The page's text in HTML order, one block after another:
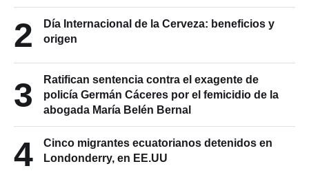
2
Día Internacional de la Cerveza: beneficios y
origen
3
Ratifican sentencia contra el exagente de
policía Germán Cáceres por el femicidio de la
abogada María Belén Bernal
4
Cinco migrantes ecuatorianos detenidos en
Londonderry, en EE.UU